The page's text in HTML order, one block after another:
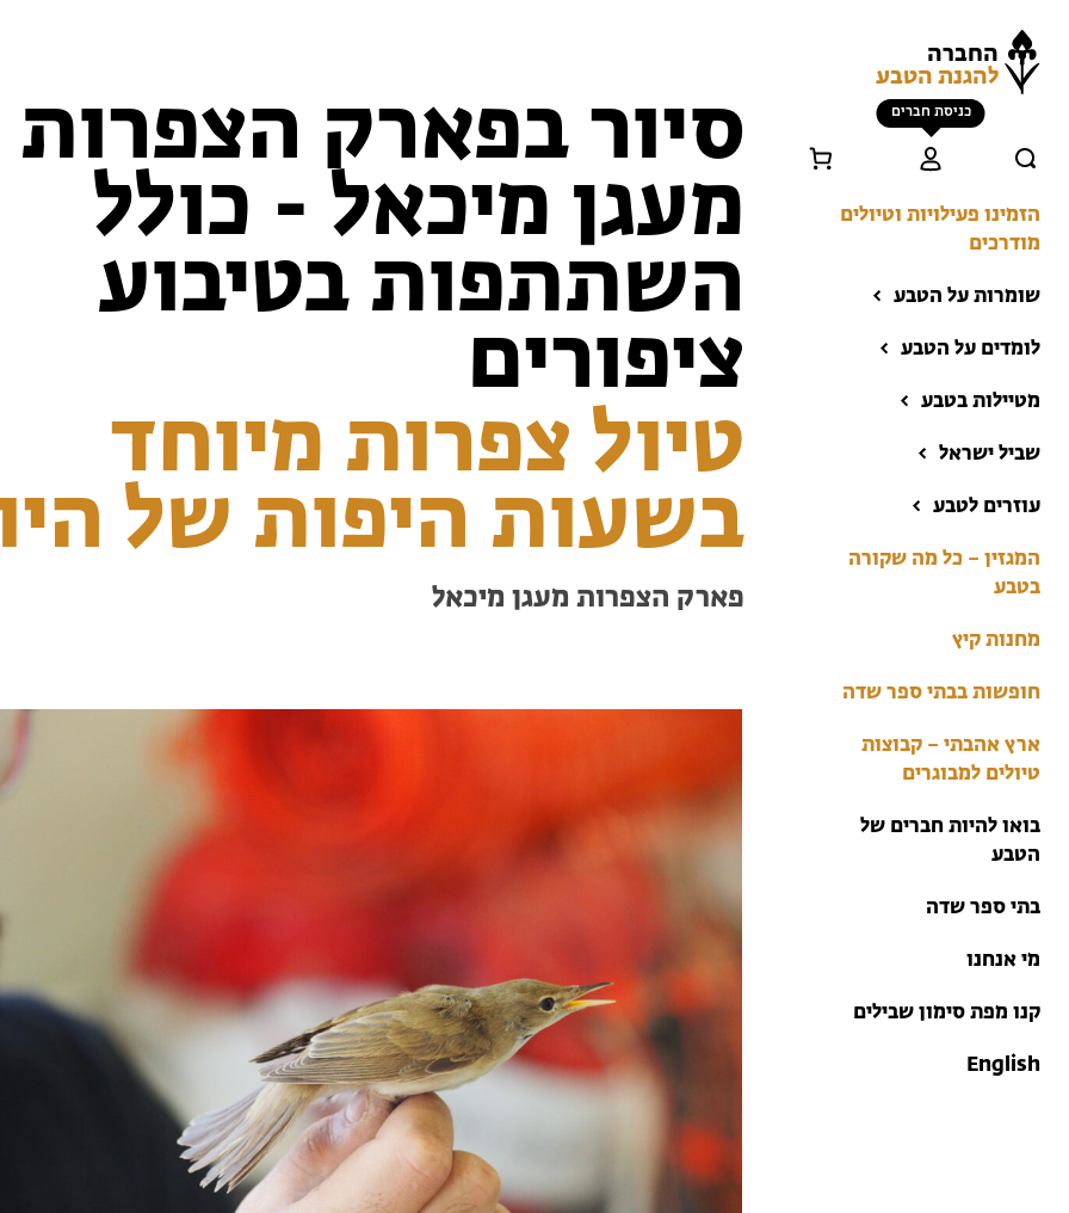
החברה
להגנת הטבע
כניסת חברים
הזמינו פעילויות וטיולים
מודרכים
שומרות על הטבע
לומדים על הטבע
מטיילות בטבע
הזמינו פעילויות וטיולים
טיולים למבוגרים: ארץ
מחנות קיץ
שביל ישראל
עוזרים לטבע
המגזין – כל מה שקורה
בטבע
מחנות קיץ
חופשות בבתי ספר שדה
ארץ אהבתי – קבוצות
טיולים למבוגרים
בואו להיות חברים של
הטבע
בתי ספר שדה
מי אנחנו
קנו מפת סימון שבילים
English
סיור בפארק הצפרות
מעגן מיכאל - כולל
השתתפות בטיבוע
ציפורים
טיול צפרות מיוחד
בשעות היפות של
פארק הצפרות מעגן מיכאל